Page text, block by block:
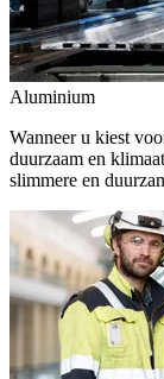
Aluminium
Wanneer u kiest
duurzaam en
slimmere en